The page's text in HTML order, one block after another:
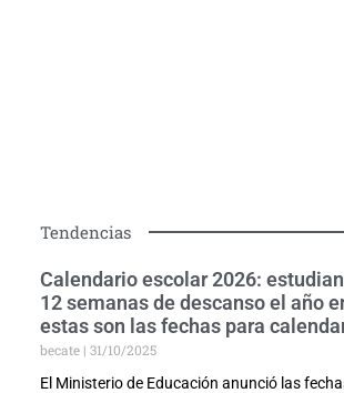
Tendencias
Calendario escolar 2026:
12 semanas de descanso el año
estas son las fechas para
becate 31/10/2025
El Ministerio de Educación anunció las